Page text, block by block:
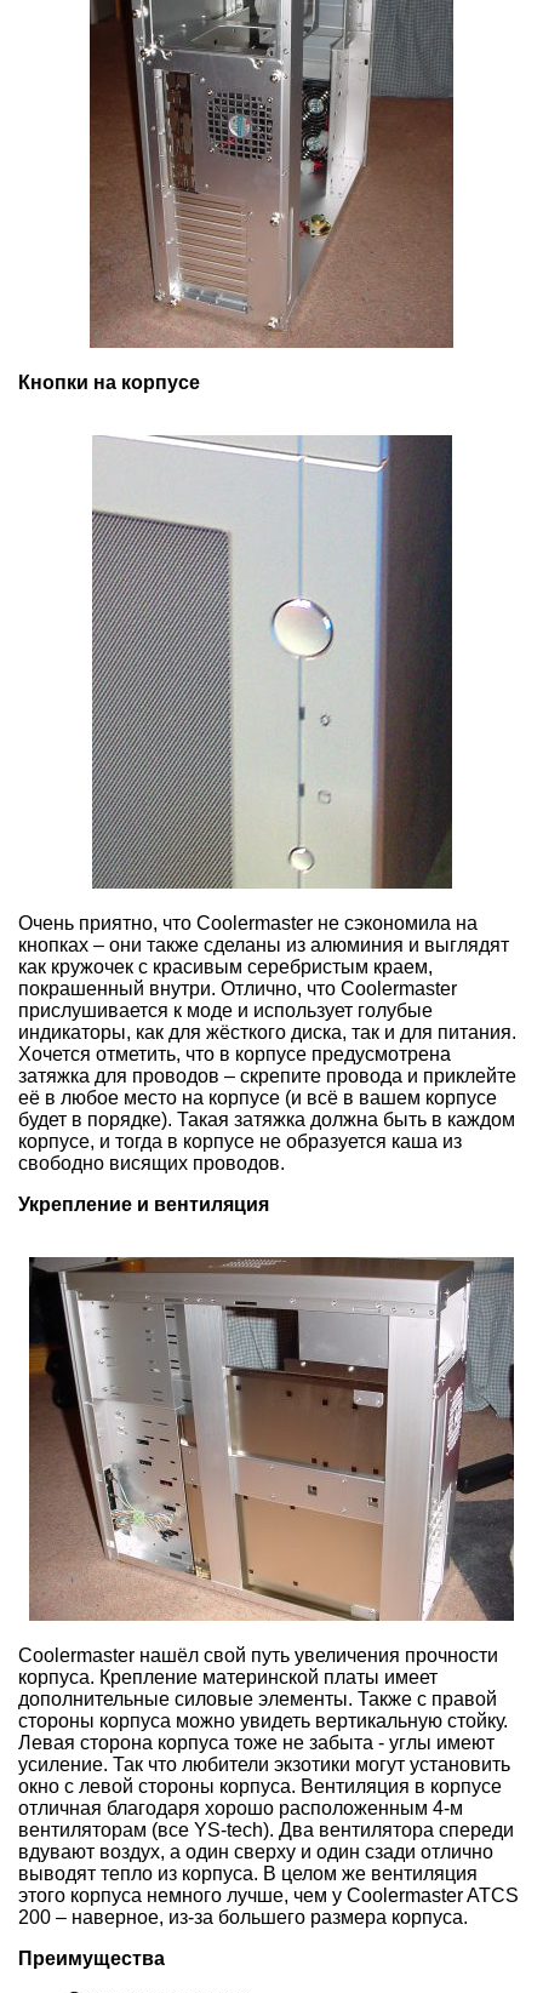
Кнопки на корпусе
Очень приятно, что Coolermaster не сэкономила на
кнопках – они также сделаны из алюминия и выглядят
как кружочек с красивым серебристым краем,
покрашенный внутри. Отлично, что Coolermaster
прислушивается к моде и использует голубые
индикаторы, как для жёсткого диска, так и для питания.
Хочется отметить, что в корпусе предусмотрена
затяжка для проводов – скрепите провода и приклейте
её в любое место на корпусе (и всё в вашем корпусе
будет в порядке). Такая затяжка должна быть в каждом
корпусе, и тогда в корпусе не образуется каша из
свободно висящих проводов.
Укрепление и вентиляция
Coolermaster нашёл свой путь увеличения прочности
корпуса. Крепление материнской платы имеет
дополнительные силовые элементы. Также с правой
стороны корпуса можно увидеть вертикальную стойку.
Левая сторона корпуса тоже не забыта - углы имеют
усиление. Так что любители экзотики могут установить
окно с левой стороны корпуса. Вентиляция в корпусе
отличная благодаря хорошо расположенным 4-м
вентиляторам (все YS-tech). Два вентилятора спереди
вдувают воздух, а один сверху и один сзади отлично
выводят тепло из корпуса. В целом же вентиляция
этого корпуса немного лучше, чем у Coolermaster ATCS
200 – наверное, из-за большего размера корпуса.
Преимущества